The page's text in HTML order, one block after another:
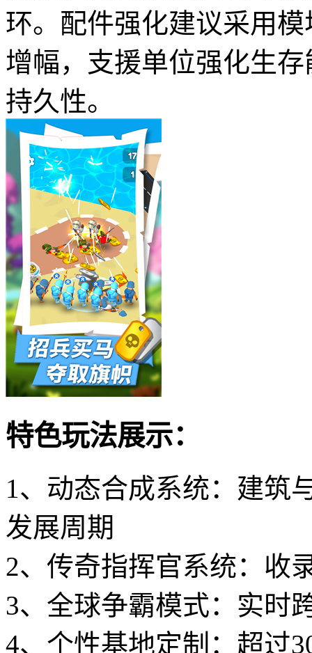
环。配件强化建议采用
增幅，支援单位强化生
持久性。
特色玩法展示：
1、动态合成系统：建筑
发展周期
2、传奇指挥官系统：收
3、全球争霸模式：实时
4、个性基地定制：超过